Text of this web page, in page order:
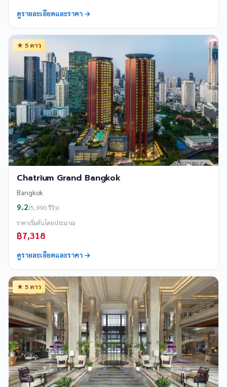
ดูรายละเอียดและราคา →
★ 5 ดาว
Chatrium Grand Bangkok
Bangkok
9.2(5,990 รีวิว)
ราคาเริ่มต้นโดยประมาณ
฿7,318
ดูรายละเอียดและราคา →
★ 5 ดาว